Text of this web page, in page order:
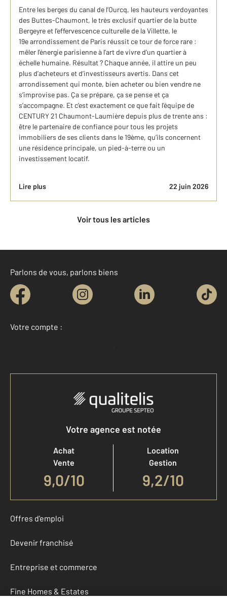
Entre les berges du canal de l’Ourcq, les hauteurs verdoyantes
des Buttes-Chaumont, le très exclusif quartier de la butte
Bergeyre et l’effervescence culturelle de la Villette, le
19e arrondissement de Paris réussit ce tour de force rare :
mêler l’énergie parisienne à l’art de vivre d’un quartier à
échelle humaine. Résultat ? Chaque année, il attire un peu
plus d’acheteurs et d’investisseurs avertis. Dans cet
arrondissement qui monte, bien acheter ou bien vendre ne
s’improvise pas. Ça se prépare, ça se pense et ça
s’accompagne. Et c’est exactement ce que fait l’équipe de
CENTURY 21 Chaumont-Laumière depuis plus de trente ans :
être le partenaire de confiance pour tous les projets
immobiliers de ses clients dans le 19ème, qu’ils concernent
une résidence principale, un pied-à-terre ou un
investissement locatif.
Lire plus 22 juin 2026
Voir tous les articles
Parlons de vous, parlons biens
Votre compte :
Accéder à mon compte
Votre agence est notée
Achat
Vente
9,0/10
Location
Gestion
9,2/10
Offres d'emploi
Devenir franchisé
Entreprise et commerce
Fine Homes & Estates